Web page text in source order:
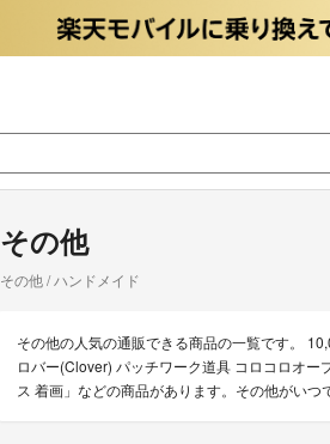
その他
その他 / ハンドメイド
その他の人気の通販できる商品の一覧です。
ロバー(Clover) パッチワーク道具 コロコロオ
ス 着画」などの商品があります。その他がいつ